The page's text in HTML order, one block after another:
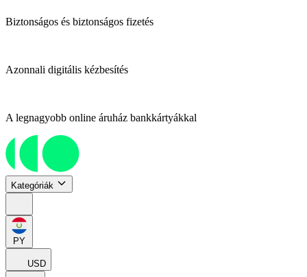
Biztonságos és biztonságos fizetés
Azonnali digitális kézbesítés
A legnagyobb online áruház bankkártyákkal
Kategóriák
PY
USD